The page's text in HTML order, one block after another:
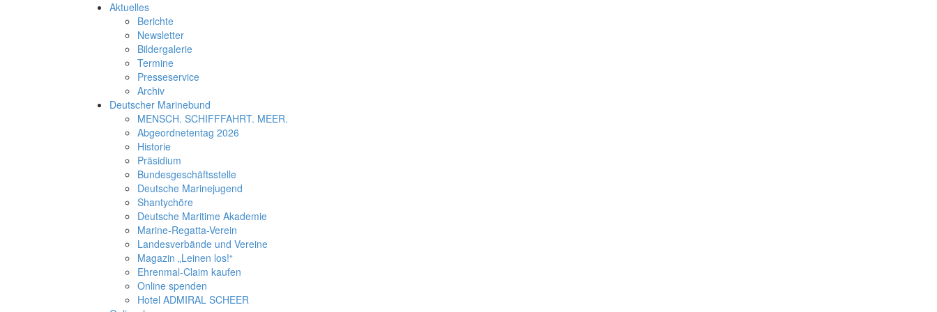
Aktuelles
Berichte
Newsletter
Bildergalerie
Termine
Presseservice
Archiv
Deutscher Marinebund
MENSCH. SCHIFFFAHRT. MEER.
Abgeordnetentag 2026
Historie
Präsidium
Bundesgeschäftsstelle
Deutsche Marinejugend
Shantychöre
Deutsche Maritime Akademie
Marine-Regatta-Verein
Landesverbände und Vereine
Magazin „Leinen los!“
Ehrenmal-Claim kaufen
Online spenden
Hotel ADMIRAL SCHEER